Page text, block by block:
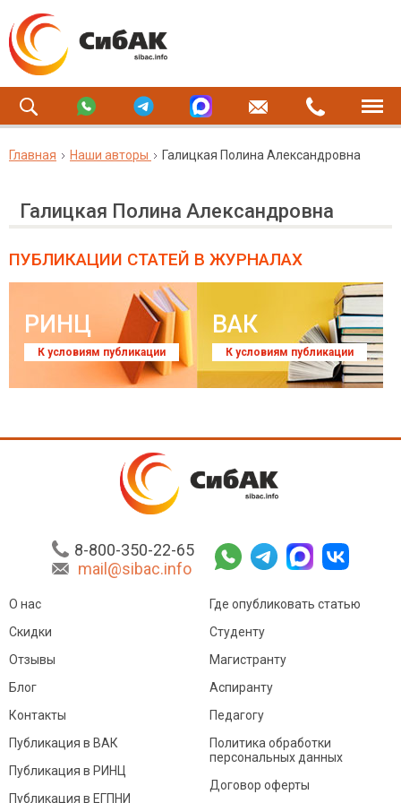
Главная Наши авторы Галицкая Полина Александровна
Галицкая Полина Александровна
ПУБЛИКАЦИИ СТАТЕЙ В ЖУРНАЛАХ
РИНЦ
К условиям публикации
ВАК
К условиям публикации
8-800-350-22-65
mail@sibac.info
О нас
Скидки
Отзывы
Блог
Контакты
Где опубликовать статью
Студенту
Магистранту
Аспиранту
Педагогу
Публикация в ВАК
Публикация в РИНЦ
Публикация в ЕГПНИ
Политика обработки
персональных данных
Договор оферты